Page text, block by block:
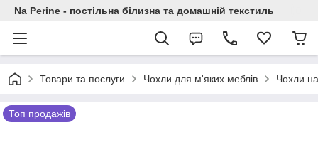
Na Perine - постільна білизна та домашній текстиль
Товари та послуги Чохли для м'яких меблів Чохли
Топ продажів